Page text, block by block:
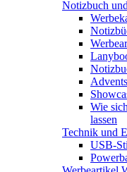
Notizbuch
Wie
lassen
Technik und
USB-